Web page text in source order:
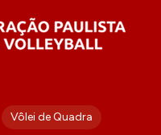
Vôlei de Quadra